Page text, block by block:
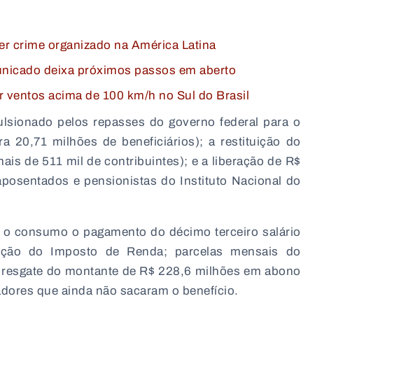
crime organizado na América Latina
deixa próximos passos em aberto
acima de 100 km/h no Sul do Brasil
pelos repasses do governo federal para o
20,71 milhões de beneficiários); a restituição do
de 511 mil de contribuintes); e a liberação de R$
e pensionistas do Instituto Nacional do
consumo o pagamento do décimo terceiro salário
do Imposto de Renda; parcelas mensais do
do montante de R$ 228,6 milhões em abono
que ainda não sacaram o benefício.